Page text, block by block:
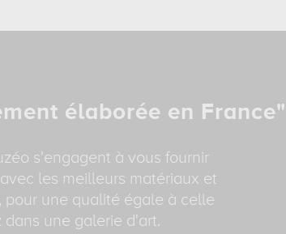
élaborée en France"
s'engagent à vous fournir
les meilleurs matériaux et
pour une qualité égale à celle
une galerie d'art.